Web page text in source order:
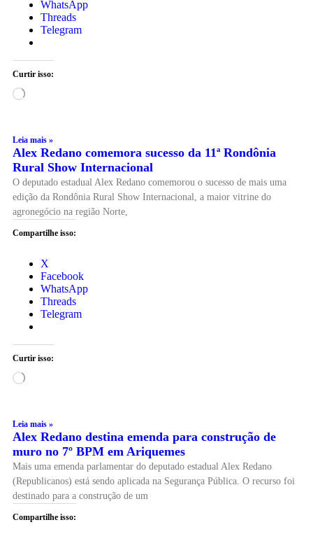
WhatsApp
Threads
Telegram
Curtir isso:
Leia mais »
Alex Redano comemora sucesso da 11ª Rondônia
Rural Show Internacional
O deputado estadual Alex Redano comemorou o sucesso de mais uma
edição da Rondônia Rural Show Internacional, a maior vitrine do
agronegócio na região Norte,
Compartilhe isso:
X
Facebook
WhatsApp
Threads
Telegram
Curtir isso:
Leia mais »
Alex Redano destina emenda para construção de
muro no 7º BPM em Ariquemes
Mais uma emenda parlamentar do deputado estadual Alex Redano
(Republicanos) está sendo aplicada na Segurança Pública. O recurso foi
destinado para a construção de um
Compartilhe isso: